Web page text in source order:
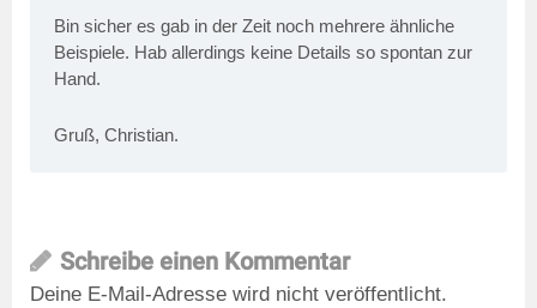
Bin sicher es gab in der Zeit noch mehrere ähnliche
Beispiele. Hab allerdings keine Details so spontan zur
Hand.
Gruß, Christian.
Schreibe einen Kommentar
Deine E-Mail-Adresse wird nicht veröffentlicht.